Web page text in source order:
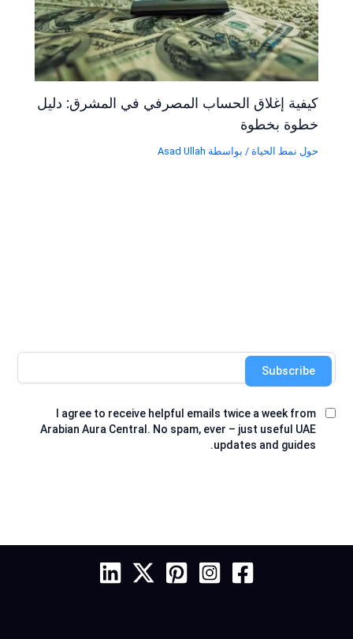
كيفية إغلاق الحساب المصرفي في المشرق: دليل
خطوة بخطوة
حول نمط الحياة / بواسطة Asad Ullah
I agree to receive helpful emails twice a week from
Arabian Aura Central. No spam, ever – just useful UAE
updates and guides.
Subscribe